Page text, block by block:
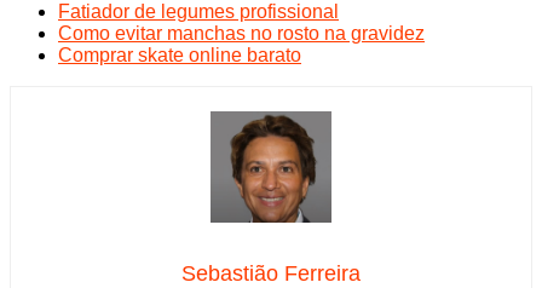
Fatiador de legumes profissional
Como evitar manchas no rosto na gravidez
Comprar skate online barato
Sebastião Ferreira